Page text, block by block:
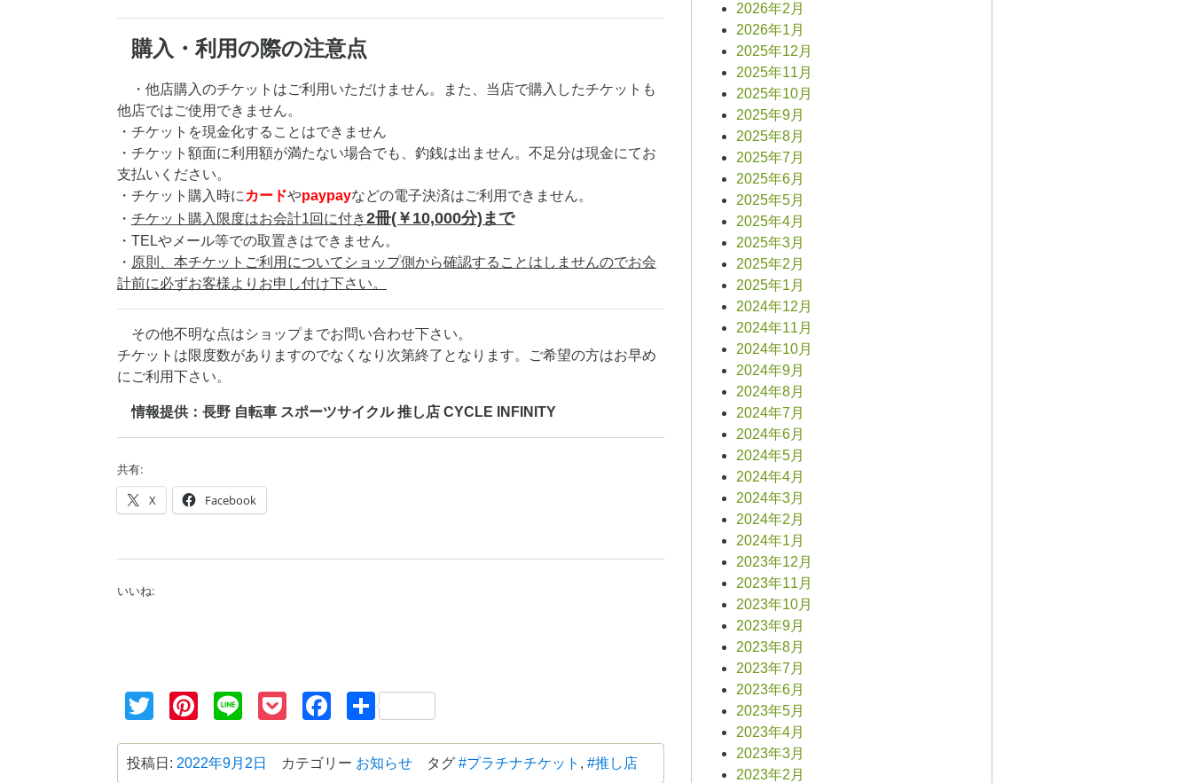
購入・利用の際の注意点
・他店購入のチケットはご利用いただけません。また、当店で購入したチケットも
他店ではご使用できません。
・チケットを現金化することはできません
・チケット額面に利用額が満たない場合でも、釣銭は出ません。不足分は現金にてお
支払いください。
・チケット購入時に カードやpaypayなどの電子決済はご利用できません。
・ チケット購入限度はお会計1回に付き2冊(￥10,000分)まで
・TELやメール等での取置きはできません。
・ 原則、本チケットご利用についてショップ側から確認することはしませんのでお会
計前に必ずお客様よりお申し付け下さい。
その他不明な点はショップまでお問い合わせ下さい。
チケットは限度数がありますのでなくなり次第終了となります。ご希望の方はお早め
にご利用下さい。
情報提供：長野 自転車 スポーツサイクル 推し店 CYCLE INFINITY
共有:
X Facebook
いいね:
TwitterPinterest
Line PocketFacebook
共
投稿日: 2022年9月2日 カテゴリー お知らせ タグ #プラチナチケット , #推し店
2026年2月
2026年1月
2025年12月
2025年11月
2025年10月
2025年9月
2025年8月
2025年7月
2025年6月
2025年5月
2025年4月
2025年3月
2025年2月
2025年1月
2024年12月
2024年11月
2024年10月
2024年9月
2024年8月
2024年7月
2024年6月
2024年5月
2024年4月
2024年3月
2024年2月
2024年1月
2023年12月
2023年11月
2023年10月
2023年9月
2023年8月
2023年7月
2023年6月
2023年5月
2023年4月
2023年3月
2023年2月